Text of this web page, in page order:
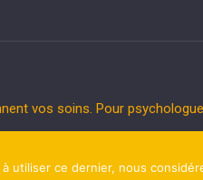
vos soins. Pour
ce dernier, nous